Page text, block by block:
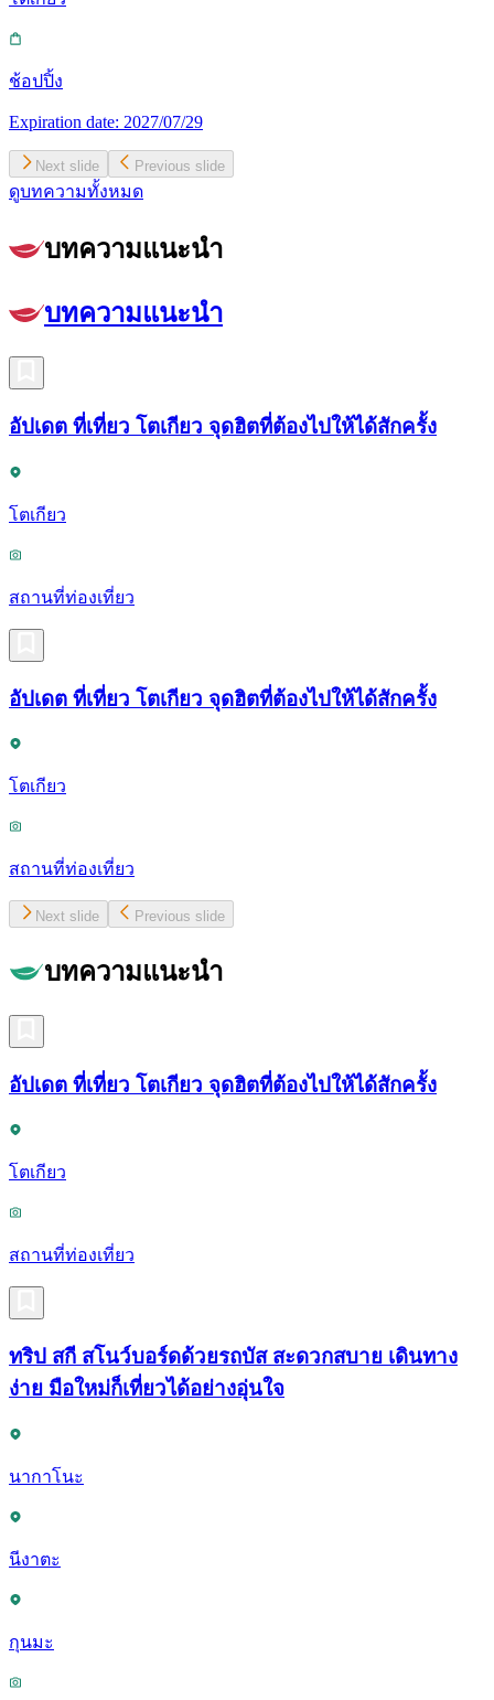
ช้อปปิ้ง
Expiration date: 2027/07/29
Next slide Previous slide
ดูบทความทั้งหมด
บทความแนะนำ
บทความแนะนำ
อัปเดต ที่เที่ยว โตเกียว จุดฮิตที่ต้องไปให้ได้สักครั้ง
โตเกียว
สถานที่ท่องเที่ยว
อัปเดต ที่เที่ยว โตเกียว จุดฮิตที่ต้องไปให้ได้สักครั้ง
โตเกียว
สถานที่ท่องเที่ยว
Next slide Previous slide
บทความแนะนำ
อัปเดต ที่เที่ยว โตเกียว จุดฮิตที่ต้องไปให้ได้สักครั้ง
โตเกียว
สถานที่ท่องเที่ยว
ทริป สกี สโนว์บอร์ดด้วยรถบัส สะดวกสบาย เดินทาง
ง่าย มือใหม่ก็เที่ยวได้อย่างอุ่นใจ
นากาโนะ
นีงาตะ
กุนมะ